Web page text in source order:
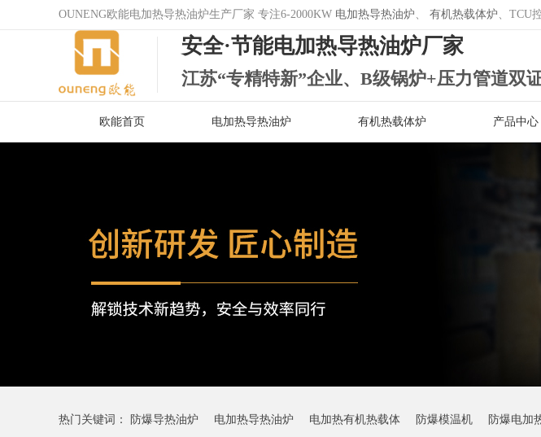
OUNENG欧能电加热导热油炉生产厂家 专注6-2000KW 电加热导热油炉 、 有机热载体炉 、TCU
安全·节能电加热导热油炉厂家
江苏“专精特新”企业、B级锅炉+压力管道双
欧能首页 电加热导热油炉 有机热载体炉 产品中心
热门关键词： 防爆导热油炉 电加热导热油炉 电加热有机热载体 防爆模温机 防爆电加